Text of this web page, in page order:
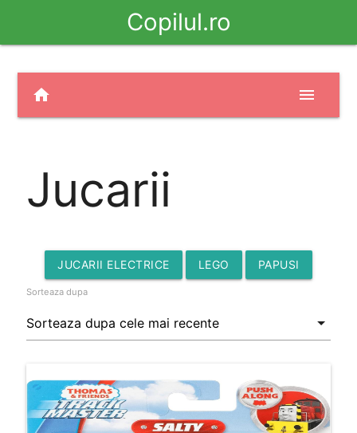
Copilul.ro
home menu
Jucarii
JUCARII ELECTRICE LEGO PAPUSI
Sorteaza dupa